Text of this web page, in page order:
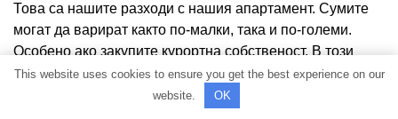
Това са нашите разходи с нашия апартамент. Сумите
могат да варират както по-малки, така и по-големи.
Особено ако закупите курортна собственост. В този
случай вместо паричната такса на управляващата
компания ще се появи такса за поддръжка от 6-12 евро
This website uses cookies to ensure you get the best experience on our
website.
OK